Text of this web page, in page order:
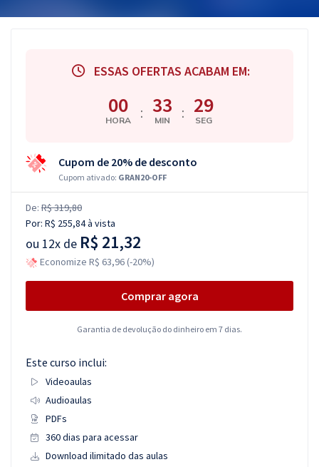
Aprovados
ESSAS OFERTAS ACABAM EM:
00
HORA : 33
MIN : 28
SEG
Cupom de 20% de desconto
Cupom ativado: GRAN20-OFF
De: R$ 319,80
Por: R$ 255,84à vista
ou 12x de R$ 21,32
Economize R$ 63,96 (-20%)
Comprar agora
Garantia de devolução do dinheiro em 7 dias.
Este curso inclui:
Videoaulas
Audioaulas
PDFs
360 dias para acessar
Download ilimitado das aulas